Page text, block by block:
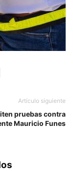
Artículo siguiente
pruebas contra
Mauricio Funes